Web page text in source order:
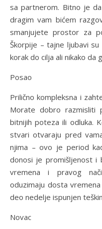
sa partnerom. Bitno je
dragim vam bićem
smanjujete prostor za
Škorpije – tajne ljubavi
korak do cilja ali nikako da
Posao
Prilično kompleksna i
Morate dobro razmisliti
bitnijih poteza ili odluka.
stvari otvaraju pred
njima – ovo je period
donosi je promišljenost i
vremena i pravog
oduzimaju dosta
deo nedelje ispunjen
Novac